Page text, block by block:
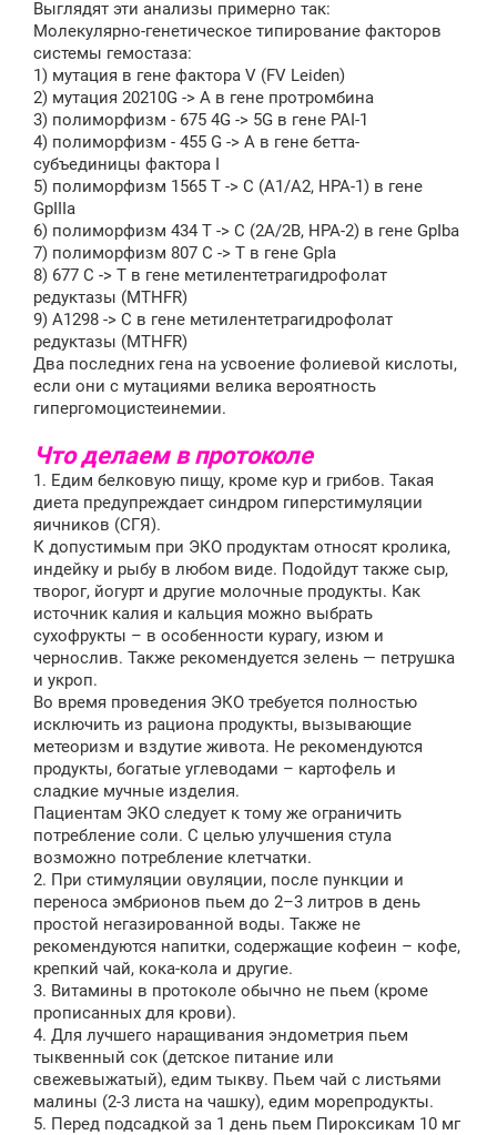
Выглядят эти анализы примерно так:
Молекулярно-генетическое типирование факторов
системы гемостаза:
1) мутация в гене фактора V (FV Leiden)
2) мутация 20210G -> A в гене протромбина
3) полиморфизм - 675 4G -> 5G в гене PAI-1
4) полиморфизм - 455 G -> A в гене бетта-
субъединицы фактора I
5) полиморфизм 1565 T -> C (A1/A2, HPA-1) в гене
GpIIIa
6) полиморфизм 434 T -> C (2A/2B, HPA-2) в гене GpIba
7) полиморфизм 807 C -> T в гене GpIa
8) 677 C -> T в гене метилентетрагидрофолат
редуктазы (MTHFR)
9) A1298 -> C в гене метилентетрагидрофолат
редуктазы (MTHFR)
Два последних гена на усвоение фолиевой кислоты,
если они с мутациями велика вероятность
гипергомоцистеинемии.
Что делаем в протоколе
1. Едим белковую пищу, кроме кур и грибов. Такая
диета предупреждает синдром гиперстимуляции
яичников (СГЯ).
К допустимым при ЭКО продуктам относят кролика,
индейку и рыбу в любом виде. Подойдут также сыр,
творог, йогурт и другие молочные продукты. Как
источник калия и кальция можно выбрать
сухофрукты – в особенности курагу, изюм и
чернослив. Также рекомендуется зелень — петрушка
и укроп.
Во время проведения ЭКО требуется полностью
исключить из рациона продукты, вызывающие
метеоризм и вздутие живота. Не рекомендуются
продукты, богатые углеводами – картофель и
сладкие мучные изделия.
Пациентам ЭКО следует к тому же ограничить
потребление соли. С целью улучшения стула
возможно потребление клетчатки.
2. При стимуляции овуляции, после пункции и
переноса эмбрионов пьем до 2–3 литров в день
простой негазированной воды. Также не
рекомендуются напитки, содержащие кофеин – кофе,
крепкий чай, кока-кола и другие.
3. Витамины в протоколе обычно не пьем (кроме
прописанных для крови).
4. Для лучшего наращивания эндометрия пьем
тыквенный сок (детское питание или
свежевыжатый), едим тыкву. Пьем чай с листьями
малины (2-3 листа на чашку), едим морепродукты.
5. Перед подсадкой за 1 день пьем Пироксикам 10 мг